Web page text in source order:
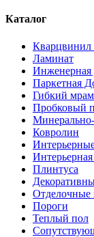
Каталог
Кварцвинил
Ламинат
Инженерная
Паркетная
Гибкий
Пробковый
Ковролин
Плинтуса
Пороги
Теплый пол